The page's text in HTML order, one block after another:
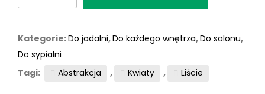
Laguna”
Kategorie:Do jadalni,Do każdego wnętrza,Do salonu,
Do sypialni
Tagi:
Abstrakcja , Kwiaty , Liście